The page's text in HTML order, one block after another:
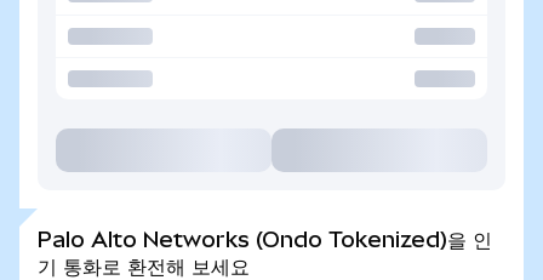
Palo Alto Networks (Ondo Tokenized)을 인
기 통화로 환전해 보세요